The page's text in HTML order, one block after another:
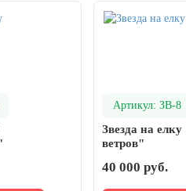
Валентина
Артикул: ЗВ-8
Звезда на елку
ветров"
40 000 руб.